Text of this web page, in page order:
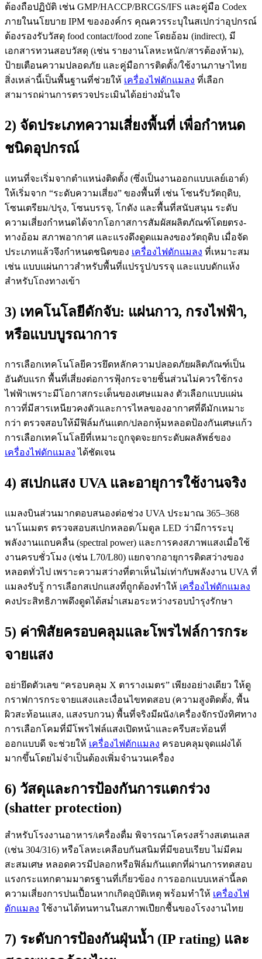
ต้องถือปฏิบัติ เช่น GMP/HACCP/BRCGS/IFS และคู่มือ Codex
ภายในนโยบาย IPM ขององค์กร คุณควรระบุในสเปกว่าอุปกรณ์
ต้องรองรับวัสดุ food contact/food zone โดยอ้อม (indirect), มี
เอกสารทวนสอบวัสดุ (เช่น รายงานโลหะหนัก/สารต้องห้าม),
ป้ายเตือนความปลอดภัย และคู่มือการติดตั้ง/ใช้งานภาษาไทย
สิ่งเหล่านี้เป็นพื้นฐานที่ช่วยให้ เครื่องไฟดักแมลง ที่เลือก
สามารถผ่านการตรวจประเมินได้อย่างมั่นใจ
2) จัดประเภทความเสี่ยงพื้นที่ เพื่อกำหนด
ชนิดอุปกรณ์
แทนที่จะเริ่มจากตำแหน่งติดตั้ง (ซึ่งเป็นงานออกแบบเลย์เอาต์)
ให้เริ่มจาก “ระดับความเสี่ยง” ของพื้นที่ เช่น โซนรับวัตถุดิบ,
โซนเตรียม/ปรุง, โซนบรรจุ, โกดัง และพื้นที่สนับสนุน ระดับ
ความเสี่ยงกำหนดได้จากโอกาสการสัมผัสผลิตภัณฑ์โดยตรง-
ทางอ้อม สภาพอากาศ และแรงดึงดูดแมลงของวัตถุดิบ เมื่อจัด
ประเภทแล้วจึงกำหนดชนิดของ เครื่องไฟดักแมลง ที่เหมาะสม
เช่น แบบแผ่นกาวสำหรับพื้นที่แปรรูป/บรรจุ และแบบดักแห้ง
สำหรับโถงทางเข้า
3) เทคโนโลยีดักจับ: แผ่นกาว, กรงไฟฟ้า,
หรือแบบบูรณาการ
การเลือกเทคโนโลยีควรยึดหลักความปลอดภัยผลิตภัณฑ์เป็น
อันดับแรก พื้นที่เสี่ยงต่อการฟุ้งกระจายชิ้นส่วนไม่ควรใช้กรง
ไฟฟ้าเพราะมีโอกาสกระเด็นของเศษแมลง ตัวเลือกแบบแผ่น
กาวที่มีสารเหนียวคงตัวและการไหลของอากาศที่ดีมักเหมาะ
กว่า ตรวจสอบให้มีฟิล์มกันแตก/ปลอกหุ้มหลอดป้องกันเศษแก้ว
การเลือกเทคโนโลยีที่เหมาะถูกจุดจะยกระดับผลลัพธ์ของ
เครื่องไฟดักแมลง ได้ชัดเจน
4) สเปกแสง UVA และอายุการใช้งานจริง
แมลงบินส่วนมากตอบสนองต่อช่วง UVA ประมาณ 365–368
นาโนเมตร ตรวจสอบสเปกหลอด/โมดูล LED ว่ามีการระบุ
พลังงานแถบคลื่น (spectral power) และการคงสภาพแสงเมื่อใช้
งานครบชั่วโมง (เช่น L70/L80) แยกจากอายุการติดสว่างของ
หลอดทั่วไป เพราะความสว่างที่ตาเห็นไม่เท่ากับพลังงาน UVA ที่
แมลงรับรู้ การเลือกสเปกแสงที่ถูกต้องทำให้ เครื่องไฟดักแมลง
คงประสิทธิภาพดึงดูดได้สม่ำเสมอระหว่างรอบบำรุงรักษา
5) ค่าพิสัยครอบคลุมและโพรไฟล์การกระ
จายแสง
อย่ายึดตัวเลข “ครอบคลุม X ตารางเมตร” เพียงอย่างเดียว ให้ดู
กราฟการกระจายแสงและเงื่อนไขทดสอบ (ความสูงติดตั้ง, พื้น
ผิวสะท้อนแสง, แสงรบกวน) พื้นที่จริงมีผนัง/เครื่องจักรบังทิศทาง
การเลือกโคมที่มีโพรไฟล์แสงเปิดหน้าและครีบสะท้อนที่
ออกแบบดี จะช่วยให้ เครื่องไฟดักแมลง ครอบคลุมจุดแฝงได้
มากขึ้นโดยไม่จำเป็นต้องเพิ่มจำนวนเครื่อง
6) วัสดุและการป้องกันการแตกร่วง
(shatter protection)
สำหรับโรงงานอาหาร/เครื่องดื่ม พิจารณาโครงสร้างสเตนเลส
(เช่น 304/316) หรือโลหะเคลือบกันสนิมที่มีขอบเรียบ ไม่มีคม
สะสมเศษ หลอดควรมีปลอกหรือฟิล์มกันแตกที่ผ่านการทดสอบ
แรงกระแทกตามมาตรฐานที่เกี่ยวข้อง การออกแบบเหล่านี้ลด
ความเสี่ยงการปนเปื้อนหากเกิดอุบัติเหตุ พร้อมทำให้ เครื่องไฟ
ดักแมลง ใช้งานได้ทนทานในสภาพเปียกชื้นของโรงงานไทย
7) ระดับการป้องกันฝุ่นน้ำ (IP rating) และ